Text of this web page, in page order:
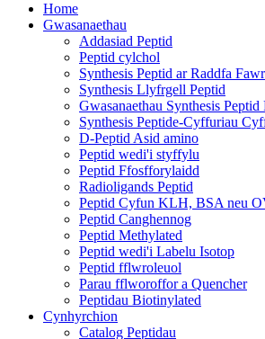
Home
Gwasanaethau
Addasiad Peptid
Peptid cylchol
Synthesis Peptid ar Raddfa Fawr
Synthesis Llyfrgell Peptid
Gwasanaethau Synthesis Peptid
Synthesis Peptide-Cyffuriau
D-Peptid Asid amino
Peptid wedi'i styffylu
Peptid Ffosfforylaidd
Radioligands Peptid
Peptid Cyfun KLH, BSA neu
Peptid Canghennog
Peptid Methylated
Peptid wedi'i Labelu Isotop
Peptid fflwroleuol
Parau fflworoffor a Quencher
Peptidau Biotinylated
Cynhyrchion
Catalog Peptidau